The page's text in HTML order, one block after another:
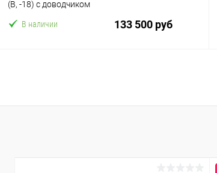
(В, -18) с доводчиком
В наличии 133 500 руб
Купить в 1 клик Сравнение